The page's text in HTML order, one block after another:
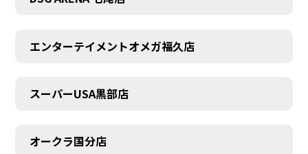
エンターテイメントオメガ福久店
スーパーUSA黒部店
オークラ国分店